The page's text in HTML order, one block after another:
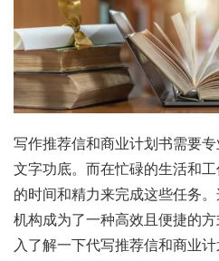
写作推荐信和商业计划书需要
文字功底。而在忙碌的生活和
的时间和精力来完成这些任务
机构成为了一种高效且便捷的
入了解一下代写推荐信和商业